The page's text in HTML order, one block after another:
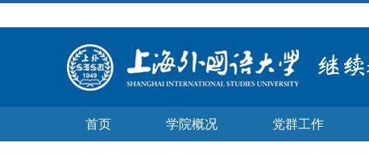
首页 学院概况 党群工作